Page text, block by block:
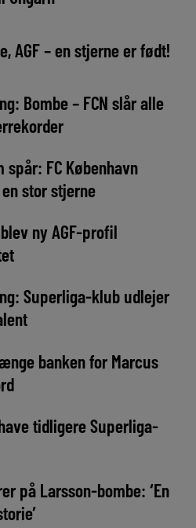
AGF – en stjerne er født!
Bombe – FCN slår alle
spår: FC København
stor stjerne
ny AGF-profil
Superliga-klub udlejer
banken for Marcus
tidligere Superliga-
på Larsson-bombe: ‘En